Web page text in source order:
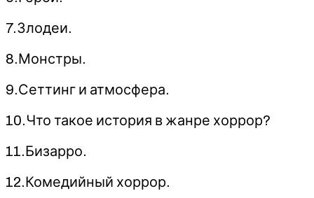
7.Злодеи.
8.Монстры.
9.Сеттинг и атмосфера.
10.Что такое история в жанре хоррор?
11.Бизарро.
12.Комедийный хоррор.